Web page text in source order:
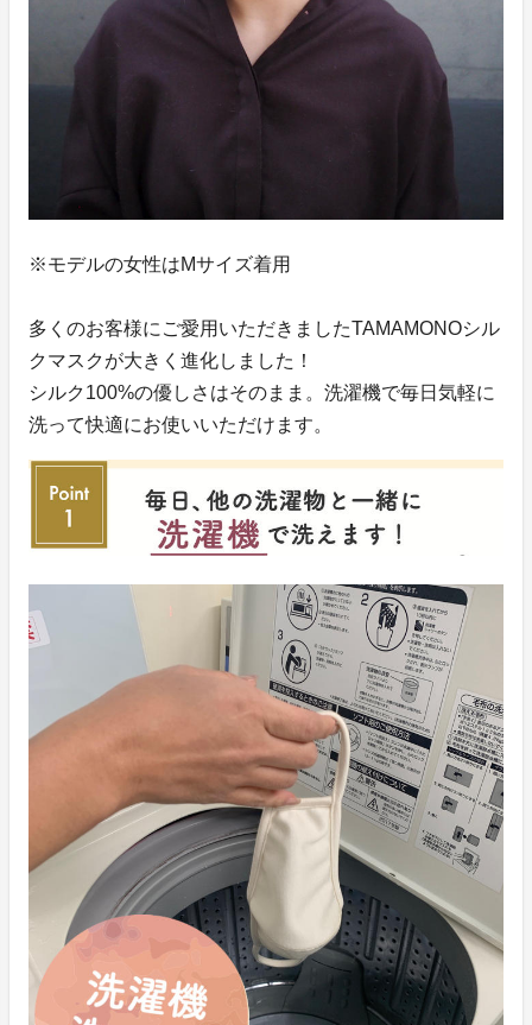
※モデルの女性はMサイズ着用
多くのお客様にご愛用いただきましたTAMAMONOシル
クマスクが大きく進化しました！
シルク100%の優しさはそのまま。洗濯機で毎日気軽に
洗って快適にお使いいただけます。